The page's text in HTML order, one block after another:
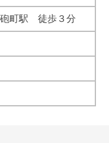
町駅 徒歩３分